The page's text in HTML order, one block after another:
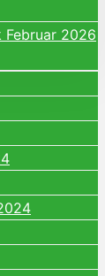
Februar 2026